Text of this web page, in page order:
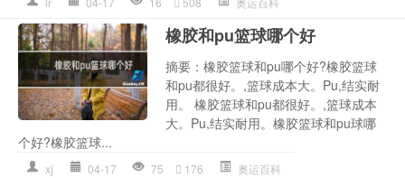
橡胶和pu篮球哪个好
摘要：橡胶篮球和pu哪个好?橡胶篮球
和pu都很好。,篮球成本大。Pu,结实耐
用。 橡胶篮球和pu都很好。,篮球成本
大。Pu,结实耐用。橡胶篮球和pu球哪
个好?橡胶篮球...
xj 04-17 75 176 奥运百科